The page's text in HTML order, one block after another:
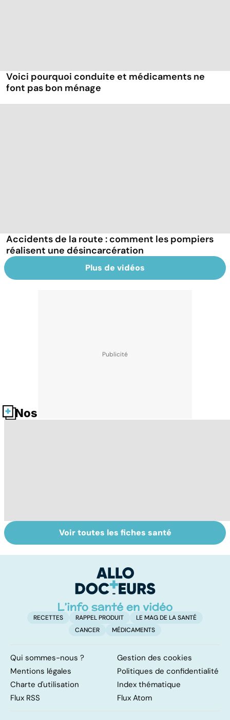
Voici pourquoi conduite et médicaments ne
font pas bon ménage
Accidents de la route : comment les pompiers
réalisent une désincarcération
Plus de vidéos
Nos fiches santé
Tout savoir sur
les infections
Inflammation des
amygdales : que
d'angine ?
Voir toutes les fiches santé
RECETTES RAPPEL PRODUIT
LE MAG DE LA SANTÉ
CANCER
MÉDICAMENTS
Qui sommes-nous ?
Gestion des cookies
Mentions légales
Politiques de confidentialité
Charte d'utilisation
Index thématique
Flux RSS
Flux Atom